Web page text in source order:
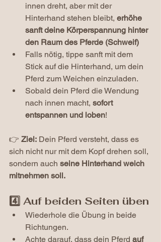
innen dreht, aber mit der
Hinterhand stehen bleibt, erhöhe
sanft deine Körperspannung hinter
den Raum des Pferde (Schweif)
Falls nötig, tippe sanft mit dem
Stick auf die Hinterhand, um dein
Pferd zum Weichen einzuladen.
Sobald dein Pferd die Wendung
nach innen macht, sofort
entspannen und loben!
👉 Ziel: Dein Pferd versteht, dass es
sich nicht nur mit dem Kopf drehen soll,
sondern auch seine Hinterhand weich
mitnehmen soll.
4️⃣ Auf beiden Seiten üben
Wiederhole die Übung in beide
Richtungen.
Achte darauf, dass dein Pferd auf